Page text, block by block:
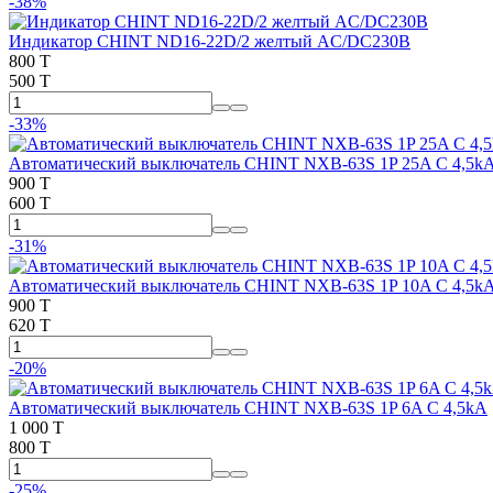
Индикатор CHINT ND16-22D/2 желтый AC/DC230В
800 T
500 T
-33%
Автоматический выключатель CHINT NXB-63S 1P 25A C
900 T
600 T
-31%
Автоматический выключатель CHINT NXB-63S 1P 10A C
900 T
620 T
-20%
Автоматический выключатель CHINT NXB-63S 1P 6A C 4,5kA
1 000 T
800 T